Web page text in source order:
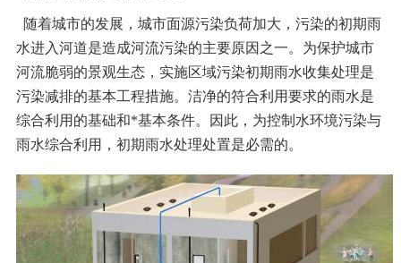
随着城市的发展，城市面源污染负荷加大，污染的初期雨
水进入河道是造成河流污染的主要原因之一。为保护城市
河流脆弱的景观生态，实施区域污染初期雨水收集处理是
污染减排的基本工程措施。洁净的符合利用要求的雨水是
综合利用的基础和*基本条件。因此，为控制水环境污染与
雨水综合利用，初期雨水处理处置是必需的。